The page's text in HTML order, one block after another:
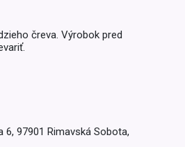
čreva. Výrobok pred
6, 97901 Rimavská Sobota,